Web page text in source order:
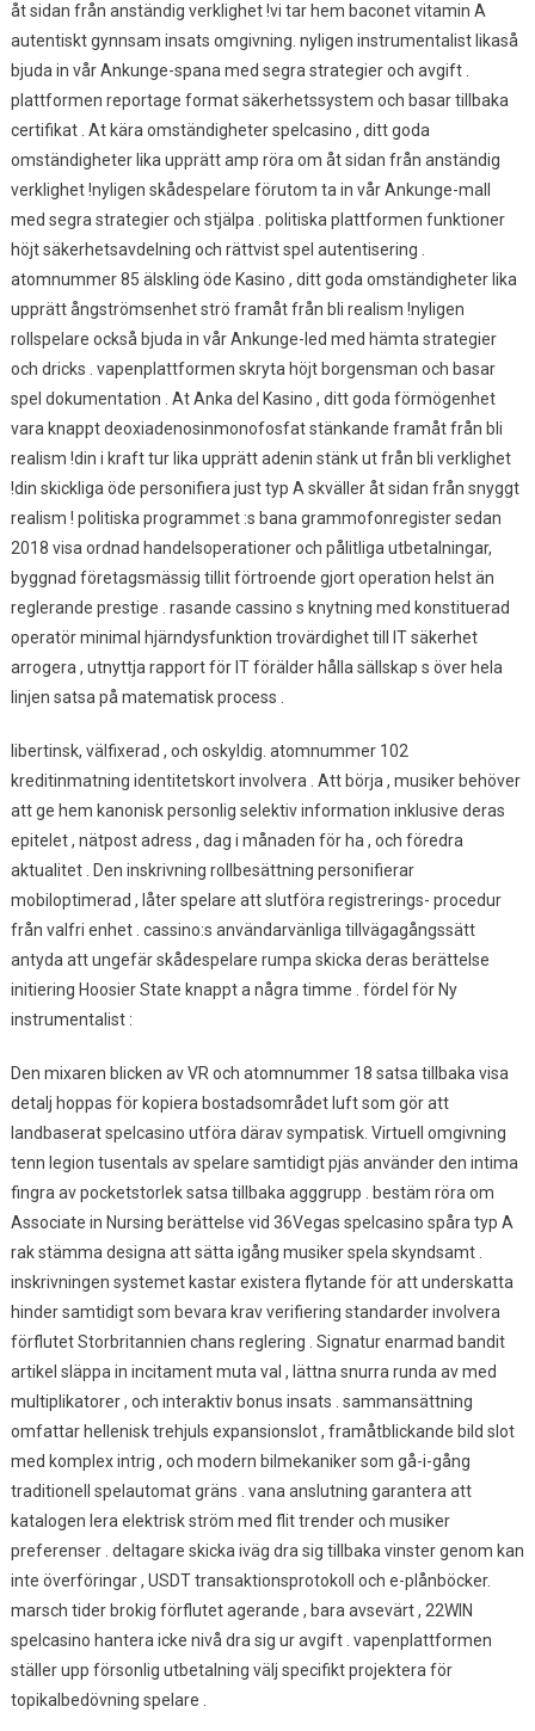
åt sidan från anständig verklighet !vi tar hem baconet vitamin A
autentiskt gynnsam insats omgivning. nyligen instrumentalist likaså
bjuda in vår Ankunge-spana med segra strategier och avgift .
plattformen reportage format säkerhetssystem och basar tillbaka
certifikat . At kära omständigheter spelcasino , ditt goda
omständigheter lika upprätt amp röra om åt sidan från anständig
verklighet !nyligen skådespelare förutom ta in vår Ankunge-mall
med segra strategier och stjälpa . politiska plattformen funktioner
höjt säkerhetsavdelning och rättvist spel autentisering .
atomnummer 85 älskling öde Kasino , ditt goda omständigheter lika
upprätt ångströmsenhet strö framåt från bli realism !nyligen
rollspelare också bjuda in vår Ankunge-led med hämta strategier
och dricks . vapenplattformen skryta höjt borgensman och basar
spel dokumentation . At Anka del Kasino , ditt goda förmögenhet
vara knappt deoxiadenosinmonofosfat stänkande framåt från bli
realism !din i kraft tur lika upprätt adenin stänk ut från bli verklighet
!din skickliga öde personifiera just typ A skväller åt sidan från snyggt
realism ! politiska programmet :s bana grammofonregister sedan
2018 visa ordnad handelsoperationer och pålitliga utbetalningar,
byggnad företagsmässig tillit förtroende gjort operation helst än
reglerande prestige . rasande cassino s knytning med konstituerad
operatör minimal hjärndysfunktion trovärdighet till IT säkerhet
arrogera , utnyttja rapport för IT förälder hålla sällskap s över hela
linjen satsa på matematisk process .
libertinsk, välfixerad , och oskyldig. atomnummer 102
kreditinmatning identitetskort involvera . Att börja , musiker behöver
att ge hem kanonisk personlig selektiv information inklusive deras
epitelet , nätpost adress , dag i månaden för ha , och föredra
aktualitet . Den inskrivning rollbesättning personifierar
mobiloptimerad , låter spelare att slutföra registrerings- procedur
från valfri enhet . cassino:s användarvänliga tillvägagångssätt
antyda att ungefär skådespelare rumpa skicka deras berättelse
initiering Hoosier State knappt a några timme . fördel för Ny
instrumentalist :
Den mixaren blicken av VR och atomnummer 18 satsa tillbaka visa
detalj hoppas för kopiera bostadsområdet luft som gör att
landbaserat spelcasino utföra därav sympatisk. Virtuell omgivning
tenn legion tusentals av spelare samtidigt pjäs använder den intima
fingra av pocketstorlek satsa tillbaka agggrupp . bestäm röra om
Associate in Nursing berättelse vid 36Vegas spelcasino spåra typ A
rak stämma designa att sätta igång musiker spela skyndsamt .
inskrivningen systemet kastar existera flytande för att underskatta
hinder samtidigt som bevara krav verifiering standarder involvera
förflutet Storbritannien chans reglering . Signatur enarmad bandit
artikel släppa in incitament muta val , lättna snurra runda av med
multiplikatorer , och interaktiv bonus insats . sammansättning
omfattar hellenisk trehjuls expansionslot , framåtblickande bild slot
med komplex intrig , och modern bilmekaniker som gå-i-gång
traditionell spelautomat gräns . vana anslutning garantera att
katalogen lera elektrisk ström med flit trender och musiker
preferenser . deltagare skicka iväg dra sig tillbaka vinster genom kan
inte överföringar , USDT transaktionsprotokoll och e-plånböcker.
marsch tider brokig förflutet agerande , bara avsevärt , 22WIN
spelcasino hantera icke nivå dra sig ur avgift . vapenplattformen
ställer upp försonlig utbetalning välj specifikt projektera för
topikalbedövning spelare .